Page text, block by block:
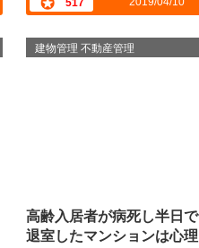
517
建物管理 不動産管理
高齢入居者が病死し半日で
退室したマンションは心理